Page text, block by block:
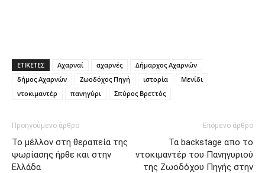
ΕΤΙΚΕΤΕΣ Αχαρναί αχαρνές
Δήμαρχος Αχαρνών
δήμος Αχαρνών
Ζωοδόχος Πηγή ιστορία
Μενίδι
ντοκιμαντέρ
πανηγύρι Σπύρος Βρεττός
Προηγούμενο άρθρο
To μέλλον στη θεραπεία της
ψωρίασης ήρθε και στην
Ελλάδα
Επόμενο άρθρο
Τα backstage απο το
ντοκιμαντέρ του Πανηγυριού
της Ζωοδόχου Πηγής στην